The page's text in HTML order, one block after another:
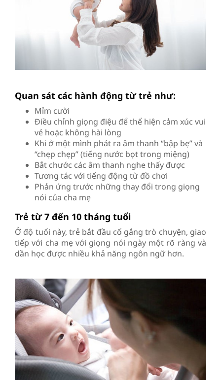
Quan sát các hành động từ trẻ như:
Mỉm cười
Điều chỉnh giọng điệu để thể hiện cảm xúc vui
vẻ hoặc không hài lòng
Khi ở một mình phát ra âm thanh “bập bẹ” và
“chẹp chẹp” (tiếng nước bọt trong miệng)
Bắt chước các âm thanh nghe thấy được
Tương tác với tiếng động từ đồ chơi
Phản ứng trước những thay đổi trong giọng
nói của cha mẹ
Trẻ từ 7 đến 10 tháng tuổi
Ở độ tuổi này, trẻ bắt đầu cố gắng trò chuyện, giao
tiếp với cha mẹ với giọng nói ngày một rõ ràng và
dần học được nhiều khả năng ngôn ngữ hơn.